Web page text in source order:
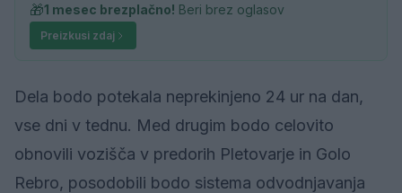
🎁1 mesec brezplačno! Beri brez oglasov
Preizkusi zdaj
Dela bodo potekala neprekinjeno 24 ur na dan,
vse dni v tednu. Med drugim bodo celovito
obnovili vozišča v predorih Pletovarje in Golo
Rebro, posodobili bodo sistema odvodnjavanja